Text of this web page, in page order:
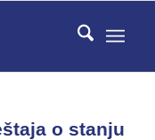
o stanju